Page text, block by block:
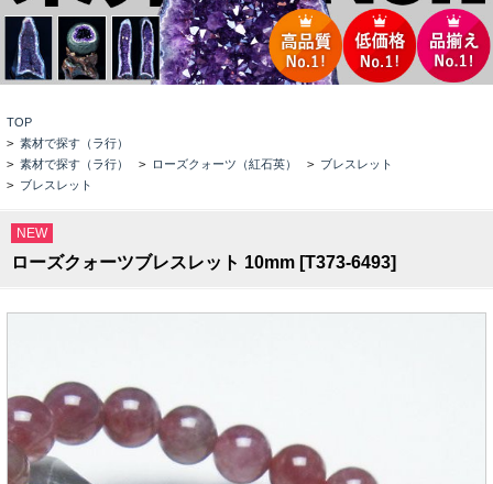
TOP
> 素材で探す（ラ行）
> 素材で探す（ラ行） > ローズクォーツ（紅石英） > ブレスレット
> ブレスレット
NEW
ローズクォーツブレスレット 10mm [T373-6493]